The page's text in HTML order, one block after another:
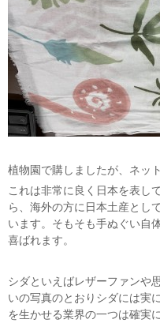
植物園で購しましたが、ネッ
これは非常に良く日本を表し
ら、海外の方に日本土産とし
います。そもそも手ぬぐい自
喜ばれます。
シダといえばレザーファンや
いの写真のとおりシダには実
を生かせる業界の一つは確実